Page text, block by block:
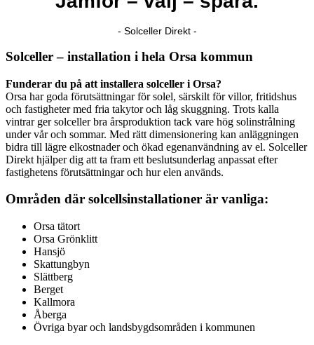
- Solceller Direkt -
Solceller – installation i hela Orsa kommun
Funderar du på att installera solceller i Orsa?
Orsa har goda förutsättningar för solel, särskilt för villor, fritidshus
och fastigheter med fria takytor och låg skuggning. Trots kalla
vintrar ger solceller bra årsproduktion tack vare hög solinstrålning
under vår och sommar. Med rätt dimensionering kan anläggningen
bidra till lägre elkostnader och ökad egenanvändning av el. Solceller
Direkt hjälper dig att ta fram ett beslutsunderlag anpassat efter
fastighetens förutsättningar och hur elen används.
Områden där solcellsinstallationer är vanliga:
Orsa tätort
Orsa Grönklitt
Hansjö
Skattungbyn
Slättberg
Berget
Kallmora
Åberga
Övriga byar och landsbygdsområden i kommunen